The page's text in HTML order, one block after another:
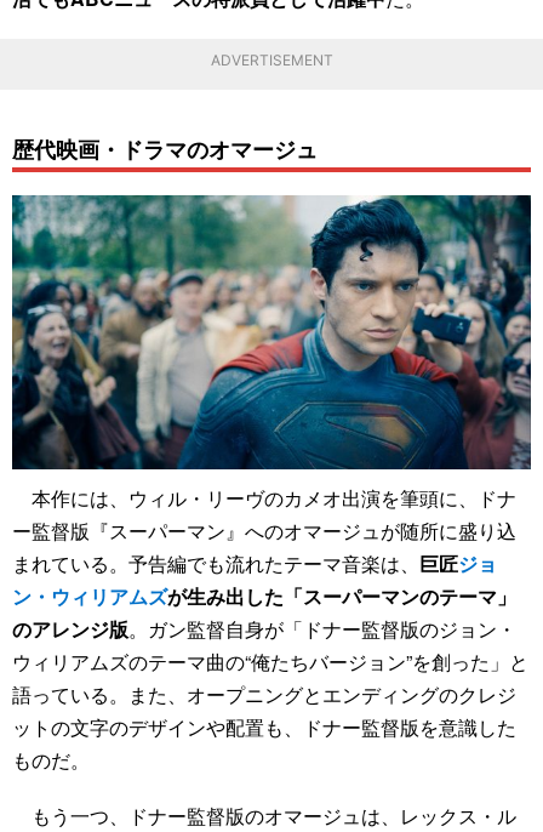
ADVERTISEMENT
歴代映画・ドラマのオマージュ
本作には、ウィル・リーヴのカメオ出演を筆頭に、ドナ
ー監督版『スーパーマン』へのオマージュが随所に盛り込
まれている。予告編でも流れたテーマ音楽は、 巨匠ジョ
ン・ウィリアムズが生み出した「スーパーマンのテーマ」
のアレンジ版。ガン監督自身が「ドナー監督版のジョン・
ウィリアムズのテーマ曲の“俺たちバージョン”を創った」と
語っている。また、オープニングとエンディングのクレジ
ットの文字のデザインや配置も、ドナー監督版を意識した
ものだ。
もう一つ、ドナー監督版のオマージュは、レックス・ル